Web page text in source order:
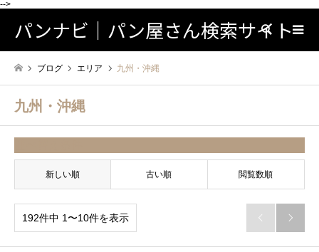
-->
パンナビ｜パン屋さん検索サイト検索
ブログ エリア 九州・沖縄
九州・沖縄
新しい順 古い順 閲覧数順
192件中 1〜10件を表示  